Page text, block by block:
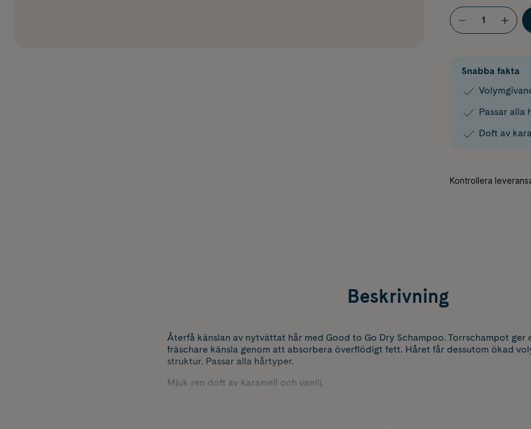
Snabba fakta
Passar alla
Doft av
Beskrivning
Återfå känslan av nytvättat hår med Good to Go Dry Schampoo. Torrschampot ger
fräschare känsla genom att absorbera överflödigt fett. Håret får dessutom ökad
struktur. Passar alla hårtyper.
Mjuk ren doft av karamell och vanilj.